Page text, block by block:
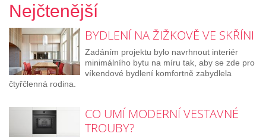
Nejčtenější
BYDLENÍ NA ŽIŽKOVĚ VE SKŘÍNI
Zadáním projektu bylo navrhnout interiér
minimálního bytu na míru tak, aby se zde pro
víkendové bydlení komfortně zabydlela
čtyřčlenná rodina.
CO UMÍ MODERNÍ VESTAVNÉ
TROUBY?